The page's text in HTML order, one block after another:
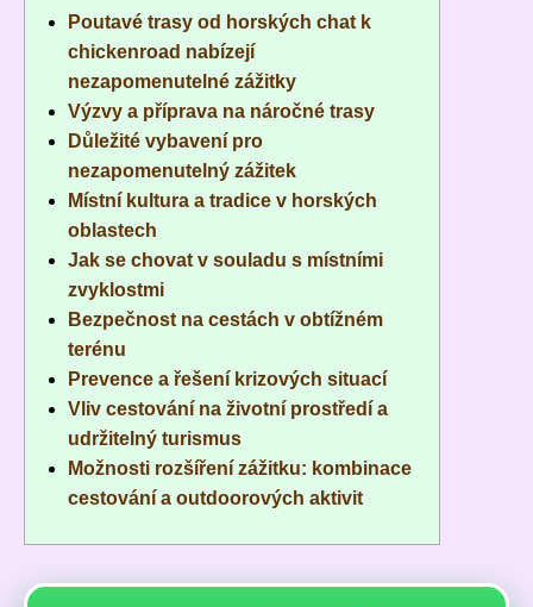
Poutavé trasy od horských chat k
chickenroad nabízejí
nezapomenutelné zážitky
Výzvy a příprava na náročné trasy
Důležité vybavení pro
nezapomenutelný zážitek
Místní kultura a tradice v horských
oblastech
Jak se chovat v souladu s místními
zvyklostmi
Bezpečnost na cestách v obtížném
terénu
Prevence a řešení krizových situací
Vliv cestování na životní prostředí a
udržitelný turismus
Možnosti rozšíření zážitku: kombinace
cestování a outdoorových aktivit